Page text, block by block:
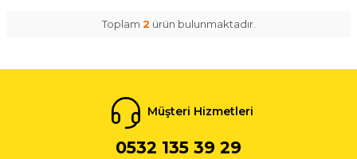
Toplam 2 ürün bulunmaktadır.
Müşteri Hizmetleri
0532 135 39 29